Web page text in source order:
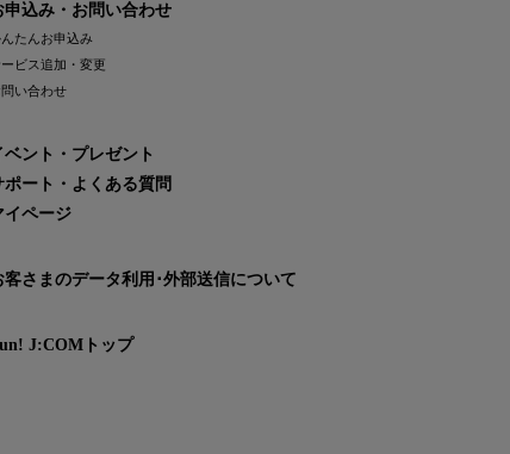
申込み・お問い合わせ
たんお申込み
ービス追加・変更
問い合わせ
ベント・プレゼント
ポート・よくある質問
イページ
客さまのデータ利用･外部送信について
J:COMトップ